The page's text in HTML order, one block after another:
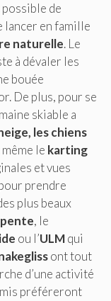
de
lancer en famille
naturelle. Le
à dévaler les
bouée
De plus, pour se
skiable a
les chiens
le karting
et vues
prendre
plus beaux
, le
ou l’ULMqui
ont tout
d’une activité
préféreront